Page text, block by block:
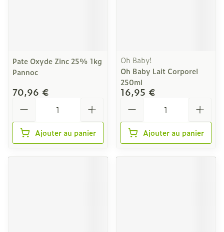
Pate Oxyde Zinc 25% 1kg
Pannoc
70,96 €
Ajouter au panier
Oh Baby!
Oh Baby Lait Corporel
250ml
16,95 €
Ajouter au panier